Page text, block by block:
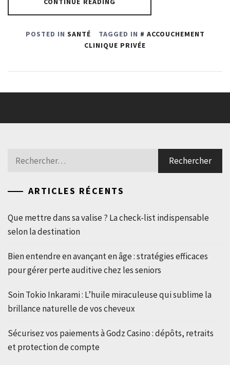
POSTED IN SANTÉ TAGGED IN
ACCOUCHEMENT
CLINIQUE PRIVÉE
Rechercher :
ARTICLES RÉCENTS
Que mettre dans sa valise ? La check-list indispensable
selon la destination
Bien entendre en avançant en âge : stratégies efficaces
pour gérer perte auditive chez les seniors
Soin Tokio Inkarami : L’huile miraculeuse qui sublime la
brillance naturelle de vos cheveux
Sécurisez vos paiements à Godz Casino : dépôts, retraits
et protection de compte